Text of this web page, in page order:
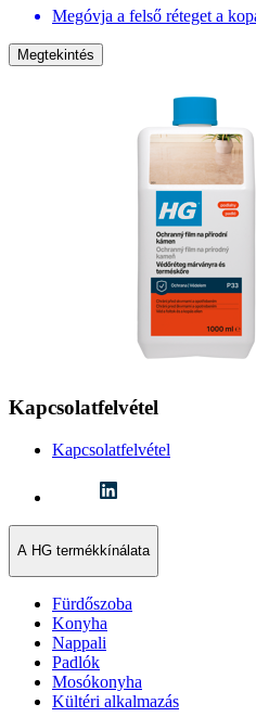
Megóvja a felső réteget a
Megtekintés
Kapcsolatfelvétel
Kapcsolatfelvétel
A HG termékkínálata
Fürdőszoba
Konyha
Nappali
Padlók
Mosókonyha
Kültéri alkalmazás